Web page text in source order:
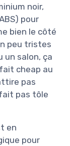
noir,
pour
bien le côté
peu tristes
un salon, ça
cheap au
pas
pas tôle
en
pour